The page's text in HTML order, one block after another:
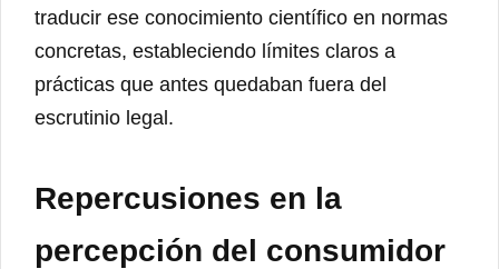
traducir ese conocimiento científico en normas
concretas, estableciendo límites claros a
prácticas que antes quedaban fuera del
escrutinio legal.
Repercusiones en la
percepción del consumidor